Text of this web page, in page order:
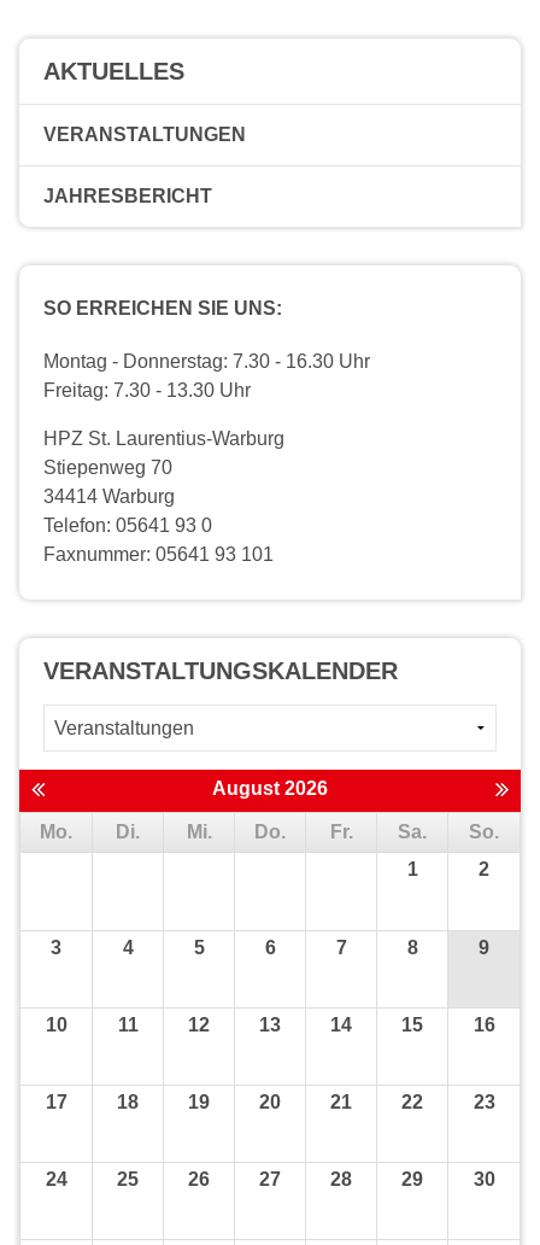
AKTUELLES
VERANSTALTUNGEN
JAHRESBERICHT
SO ERREICHEN SIE UNS:
Montag - Donnerstag: 7.30 - 16.30 Uhr
Freitag: 7.30 - 13.30 Uhr
HPZ St. Laurentius-Warburg
Stiepenweg 70
34414 Warburg
Telefon: 05641 93 0
Faxnummer: 05641 93 101
VERANSTALTUNGS­KALENDER
August 2026
Mo. Di. Mi. Do. Fr. Sa.
So.
1
2
3 4 5 6 7 8 9
10 11 12 13 14 15 16
17 18 19 20 21 22 23
24 25 26 27 28 29 30